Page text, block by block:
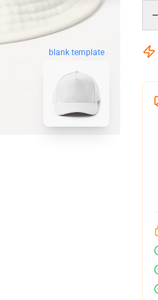
blank template